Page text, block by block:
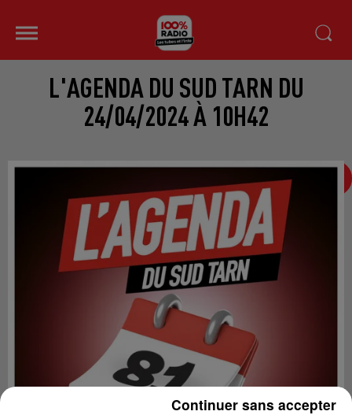
L'AGENDA DU SUD TARN DU
24/04/2024 À 10H42
Continuer sans accepter